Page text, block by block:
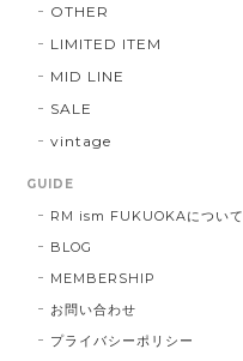
OTHER
LIMITED ITEM
MID LINE
SALE
vintage
GUIDE
RM ism FUKUOKAについて
BLOG
MEMBERSHIP
お問い合わせ
プライバシーポリシー